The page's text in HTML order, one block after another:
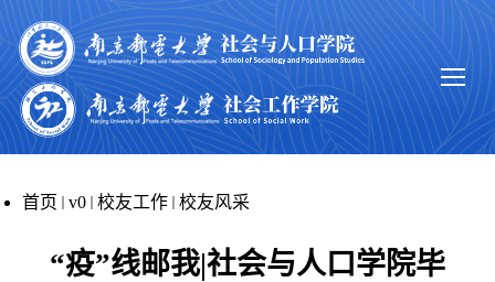
首页 v0 校友工作 校友风采
“疫”线邮我|社会与人口学院毕